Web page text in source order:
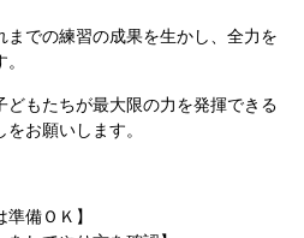
での練習の成果を生かし、全力を
もたちが最大限の力を発揮できる
お願いします。
グラムは準備ＯＫ】